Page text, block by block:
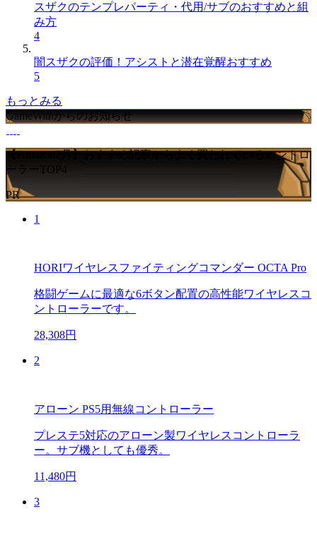
スザクのテンプレパーティ・代用/サブのおすすめと組
み方
4
闇スザクの評価！アシストと潜在覚醒おすすめ
5
もっとみる
GameWithからのお知らせ
【Amazon7月】おすすめ記事からよく買われているコントロ
ーラーTOP4
PR
1
HORIワイヤレスファイティングコマンダー OCTA Pro
格闘ゲームに最適な6ボタン配置の高性能ワイヤレスコ
ントローラーです。
28,308円
2
アローン PS5用無線コントローラー
プレステ5対応のアローン製ワイヤレスコントローラ
ー。サブ機としても優秀。
11,480円
3